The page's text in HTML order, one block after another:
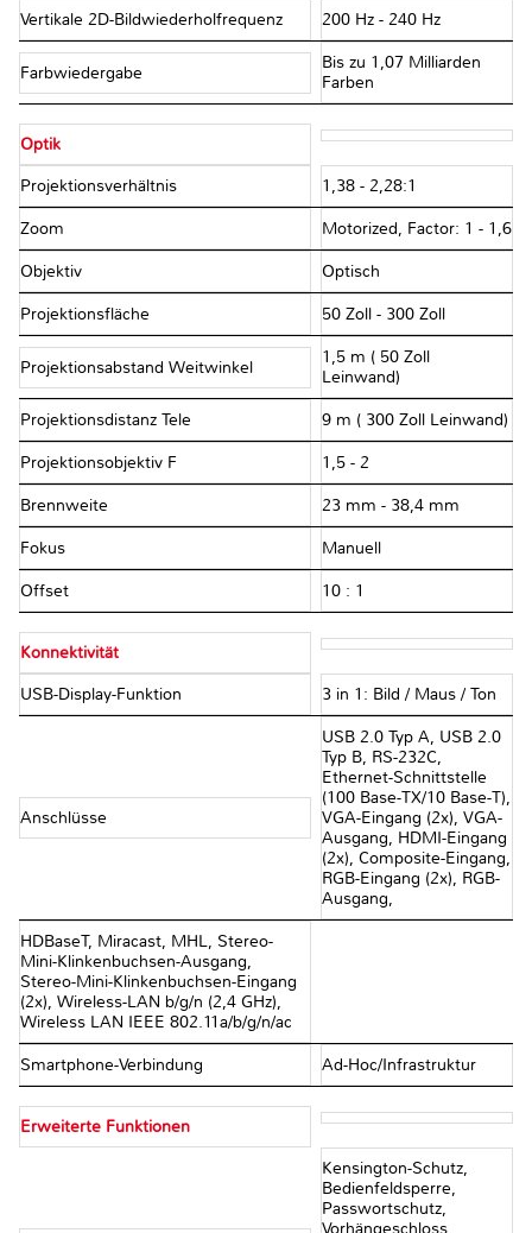
Vertikale 2D-Bildwiederholfrequenz 200 Hz - 240 Hz
Farbwiedergabe
Bis zu 1,07 Milliarden
Farben
Optik
Projektionsverhältnis 1,38 - 2,28:1
Zoom Motorized, Factor: 1 - 1,6
Objektiv Optisch
Projektionsfläche 50 Zoll - 300 Zoll
Projektionsabstand Weitwinkel
1,5 m ( 50 Zoll
Leinwand)
Projektionsdistanz Tele 9 m ( 300 Zoll Leinwand)
Projektionsobjektiv F 1,5 - 2
Brennweite 23 mm - 38,4 mm
Fokus Manuell
Offset 10 : 1
Konnektivität
USB-Display-Funktion 3 in 1: Bild / Maus / Ton
Anschlüsse
USB 2.0 Typ A, USB 2.0
Typ B, RS-232C,
Ethernet-Schnittstelle
(100 Base-TX/10 Base-T),
VGA-Eingang (2x), VGA-
Ausgang, HDMI-Eingang
(2x), Composite-Eingang,
RGB-Eingang (2x), RGB-
Ausgang,
HDBaseT, Miracast, MHL, Stereo-
Mini-Klinkenbuchsen-Ausgang,
Stereo-Mini-Klinkenbuchsen-Eingang
(2x), Wireless-LAN b/g/n (2,4 GHz),
Wireless LAN IEEE 802.11a/b/g/n/ac
Smartphone-Verbindung Ad-Hoc/Infrastruktur
Erweiterte Funktionen
Kensington-Schutz,
Bedienfeldsperre,
Passwortschutz,